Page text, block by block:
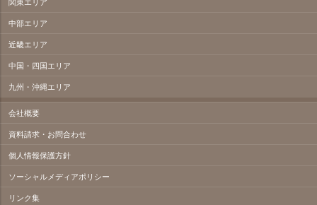
中部エリア
近畿エリア
中国・四国エリア
九州・沖縄エリア
会社概要
資料請求・お問合わせ
個人情報保護方針
ソーシャルメディアポリシー
リンク集